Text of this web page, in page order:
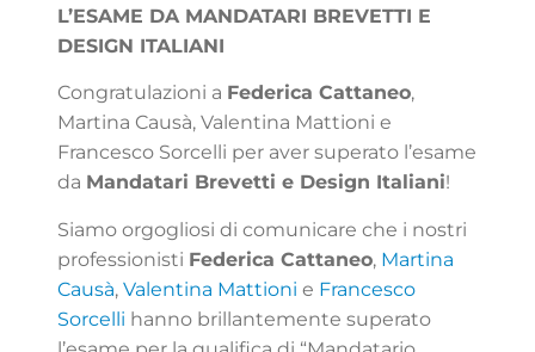
L’ESAME DA MANDATARI BREVETTI E
DESIGN ITALIANI
Congratulazioni a Federica Cattaneo,
Martina Causà, Valentina Mattioni e
Francesco Sorcelli per aver superato l’esame
da Mandatari Brevetti e Design Italiani!
Siamo orgogliosi di comunicare che i nostri
professionisti Federica Cattaneo, Martina
Causà, Valentina Mattioni e Francesco
Sorcelli hanno brillantemente superato